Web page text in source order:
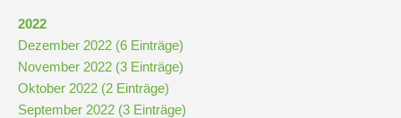
Kl.
7
Was
war?
2022
Dezember 2022 (6 Einträge)
November 2022 (3 Einträge)
Oktober 2022 (2 Einträge)
September 2022 (3 Einträge)